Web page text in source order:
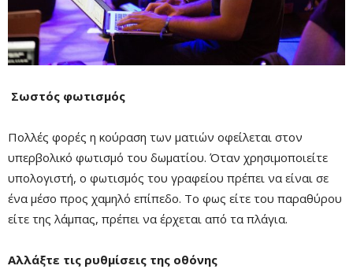
Σωστός φωτισμός
Πολλές φορές η κούραση των ματιών οφείλεται στον
υπερβολικό φωτισμό του δωματίου. Όταν χρησιμοποιείτε
υπολογιστή, ο φωτισμός του γραφείου πρέπει να είναι σε
ένα μέσο προς χαμηλό επίπεδο. Το φως είτε του παραθύρου
είτε της λάμπας, πρέπει να έρχεται από τα πλάγια.
Αλλάξτε τις ρυθμίσεις της οθόνης